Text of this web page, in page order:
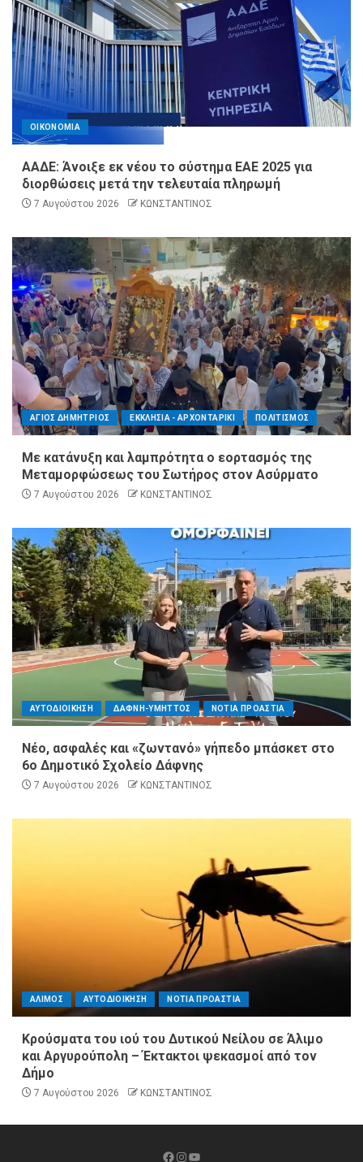
ΟΙΚΟΝΟΜΙΑ
ΑΑΔΕ: Άνοιξε εκ νέου το σύστημα ΕΑΕ 2025 για
διορθώσεις μετά την τελευταία πληρωμή
7 Αυγούστου 2026 ΚΩΝΣΤΑΝΤΙΝΟΣ
ΑΓΙΟΣ ΔΗΜΗΤΡΙΟΣ ΕΚΚΛΗΣΙΑ - ΑΡΧΟΝΤΑΡΙΚΙ ΠΟΛΙΤΙΣΜΟΣ
Με κατάνυξη και λαμπρότητα ο εορτασμός της
Μεταμορφώσεως του Σωτήρος στον Ασύρματο
7 Αυγούστου 2026 ΚΩΝΣΤΑΝΤΙΝΟΣ
ΑΥΤΟΔΙΟΙΚΗΣΗ ΔΑΦΝΗ-ΥΜΗΤΤΟΣ ΝΟΤΙΑ ΠΡΟΑΣΤΙΑ
Νέο, ασφαλές και «ζωντανό» γήπεδο μπάσκετ στο
6ο Δημοτικό Σχολείο Δάφνης
7 Αυγούστου 2026 ΚΩΝΣΤΑΝΤΙΝΟΣ
ΑΛΙΜΟΣ ΑΥΤΟΔΙΟΙΚΗΣΗ ΝΟΤΙΑ ΠΡΟΑΣΤΙΑ
Κρούσματα του ιού του Δυτικού Νείλου σε Άλιμο
και Αργυρούπολη – Έκτακτοι ψεκασμοί από τον
Δήμο
7 Αυγούστου 2026 ΚΩΝΣΤΑΝΤΙΝΟΣ